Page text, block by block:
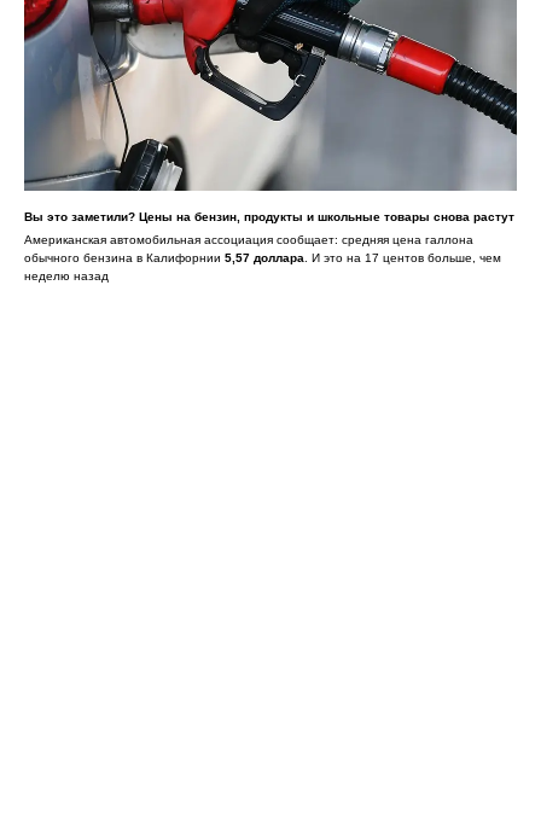
Вы это заметили? Цены на бензин, продукты и школьные товары снова растут
Американская автомобильная ассоциация сообщает: средняя цена галлона
обычного бензина в Калифорнии 5,57 доллара . И это на 17 центов больше, чем
неделю назад